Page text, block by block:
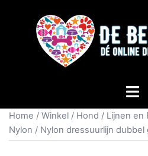
Home / Winkel / Hond / Lijnen en
Nylon / Nylon dressuurlijn dubbel